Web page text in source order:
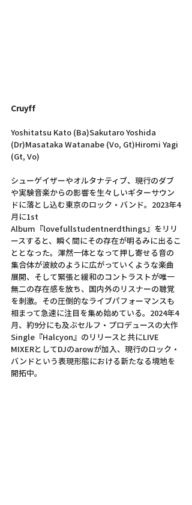
Cruyff
Yoshitatsu Kato (Ba)Sakutaro Yoshida
(Dr)Masataka Watanabe (Vo, Gt)Hiromi Yagi
(Gt, Vo)
シューゲイザーやオルタナティブ、現行のダブ
や実験音楽からの影響を生々しいギターサウン
ドに落とし込む東京のロック・バンド。2023年4
月に1st
Album『lovefullstudentnerdthings』をリリ
ースすると、瞬く間にその存在が明るみに出るこ
ととなった。渾然一体となって押し寄せる音の
集合体が波紋のように広がっていくような楽曲
展開、そして緊張と緩和のコントラストが唯一
無二の存在感を放ち、国内外のリスナーの聴覚
を刺激。その圧倒的なライブパフォーマンスも
相まって急速に注目を集め始めている。2024年4
月、約9分にも及ぶセルフ・プロデュースの大作
Single『Halcyon』のリリースと共にLIVE
MIXERとしてDJのarowが加入、現行のロック・
バンドという表現形態における新たなる境地を
開拓中。